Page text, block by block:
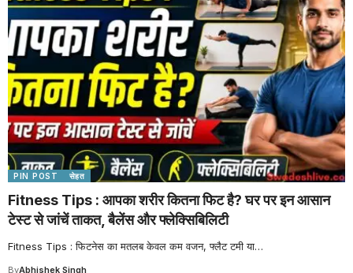
PIN POST सेहत
Fitness Tips : आपका शरीर कितना फिट है? घर पर इन आसान
टेस्ट से जांचें ताकत, बैलेंस और फ्लेक्सिबिलिटी
Fitness Tips : फिटनेस का मतलब केवल कम वजन, फ्लैट टमी या…
ByAbhishek Singh